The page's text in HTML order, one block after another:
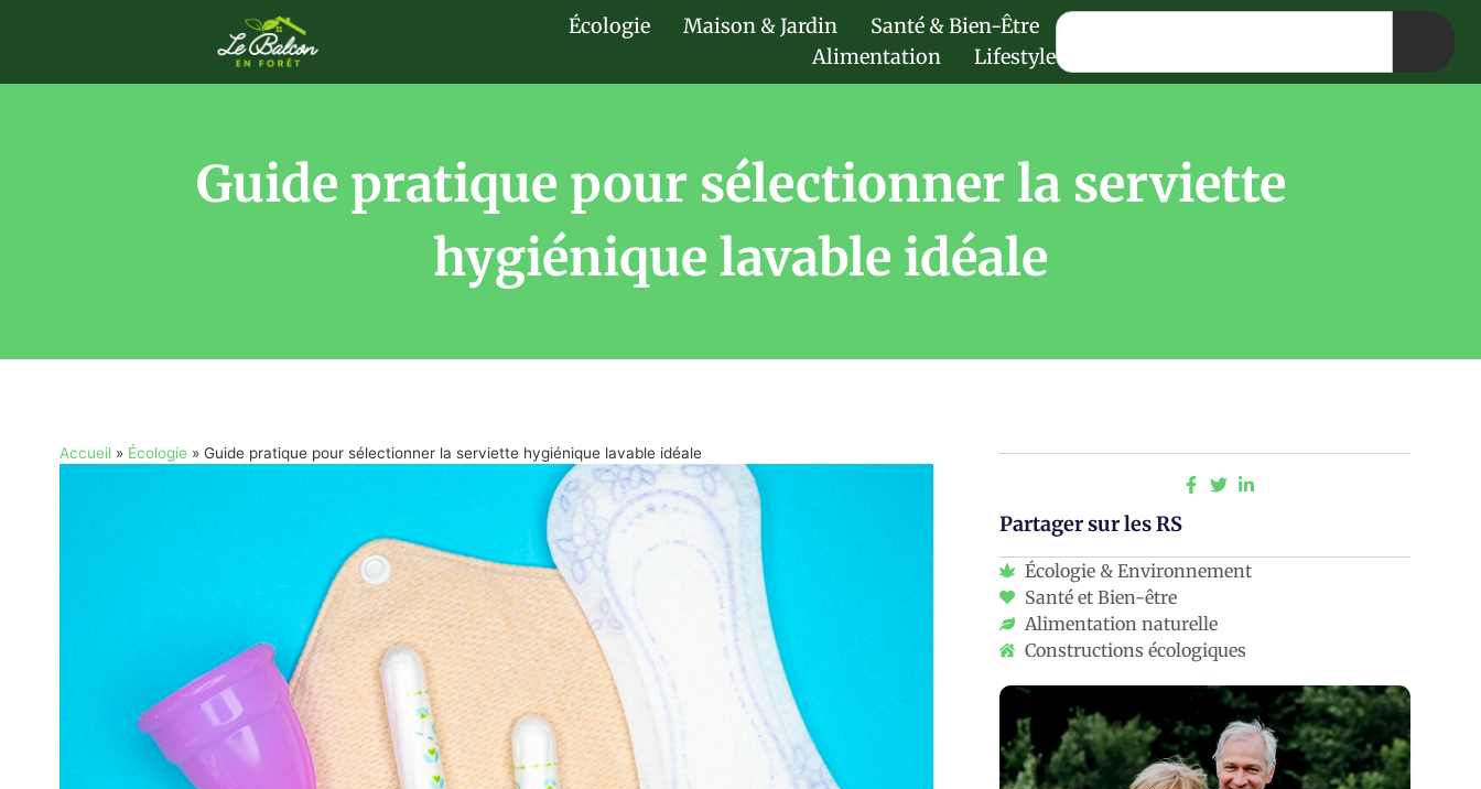
Écologie Maison & Jardin
Santé & Bien-Être
Alimentation
Lifestyle
Guide pratique pour sélectionner la serviette
hygiénique lavable idéale
Accueil» Écologie » Guide pratique pour sélectionner la serviette hygiénique lavable idéale
Partager sur les RS
Écologie & Environnement
Santé et Bien-être
Alimentation naturelle
Constructions écologiques